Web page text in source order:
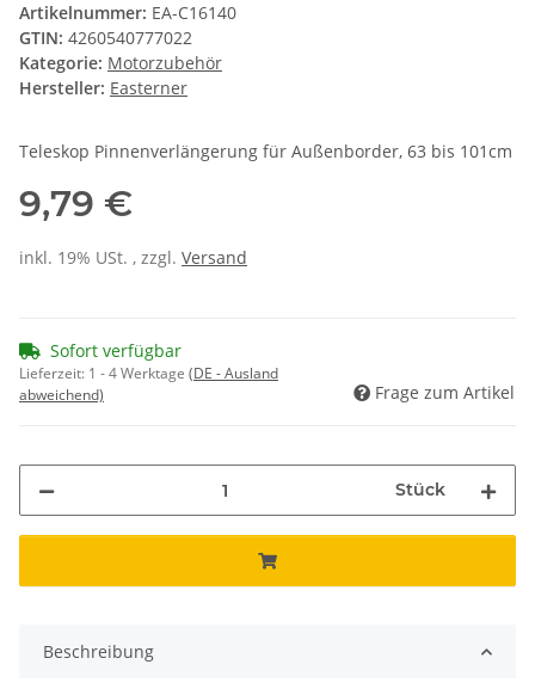
Artikelnummer: EA-C16140
GTIN: 4260540777022
Kategorie: Motorzubehör
Hersteller: Easterner
Teleskop Pinnenverlängerung für Außenborder, 63 bis 101cm
9,79 €
inkl. 19% USt. , zzgl. Versand
Sofort verfügbar
Lieferzeit: 1 - 4 Werktage (DE - Ausland
abweichend)
Frage zum Artikel
Stück
Beschreibung